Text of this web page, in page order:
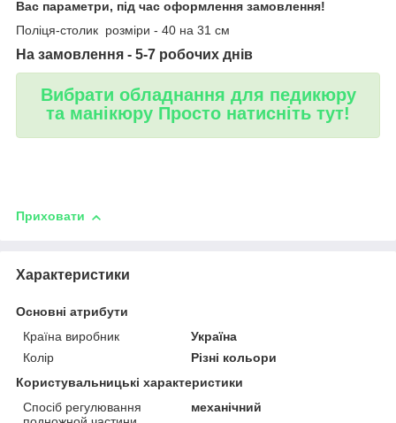
Вас параметри, під час оформлення замовлення!
Поліця-столик розміри - 40 на 31 см
На замовлення - 5-7 робочих днів
Вибрати обладнання для педикюру
та манікюру Просто натисніть тут!
Приховати
Характеристики
Основні атрибути
Країна виробник
Україна
Колір
Різні кольори
Користувальницькі характеристики
Спосіб регулювання
механічний